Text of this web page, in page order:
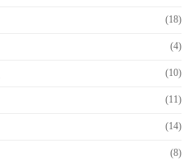
(18)
(4)
(10)
(11)
(14)
(8)